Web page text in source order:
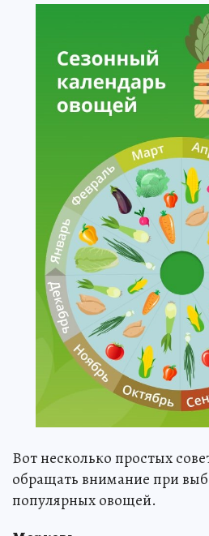
Вот несколько простых
обращать внимание при
популярных овощей.